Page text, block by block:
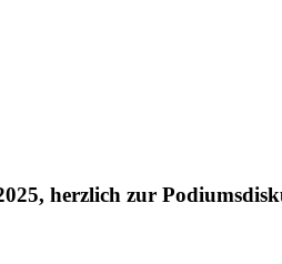
herzlich zur